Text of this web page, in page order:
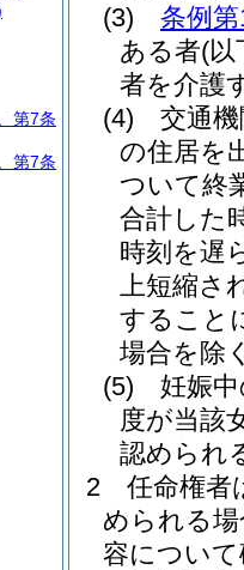
(3)
条例
ある者(以
者を介護
(4)
交通
の住居を
ついて終
合計した
時刻を遅
上短縮さ
すること
場合を除
(5)
妊娠
度が当該
認められ
2
任命権者
められる
容につい
第7条
第7条